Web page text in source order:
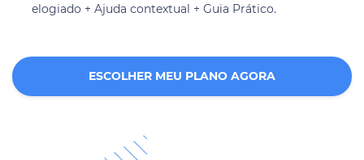
elogiado + Ajuda contextual + Guia Prático.
ESCOLHER MEU PLANO AGORA